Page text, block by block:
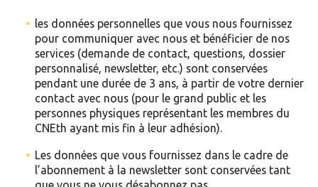
les données personnelles que vous nous fournissez
pour communiquer avec nous et bénéficier de nos
services (demande de contact, questions, dossier
personnalisé, newsletter, etc.) sont conservées
pendant une durée de 3 ans, à partir de votre dernier
contact avec nous (pour le grand public et les
personnes physiques représentant les membres du
CNEth ayant mis fin à leur adhésion).
Les données que vous fournissez dans le cadre de
l’abonnement à la newsletter sont conservées tant